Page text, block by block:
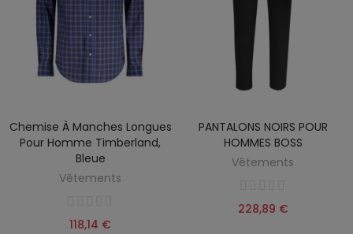
Chemise À Manches Longues
Pour Homme Timberland,
Bleue
Vêtements
118,14 €
PANTALONS NOIRS POUR
HOMMES BOSS
Vêtements
228,89 €